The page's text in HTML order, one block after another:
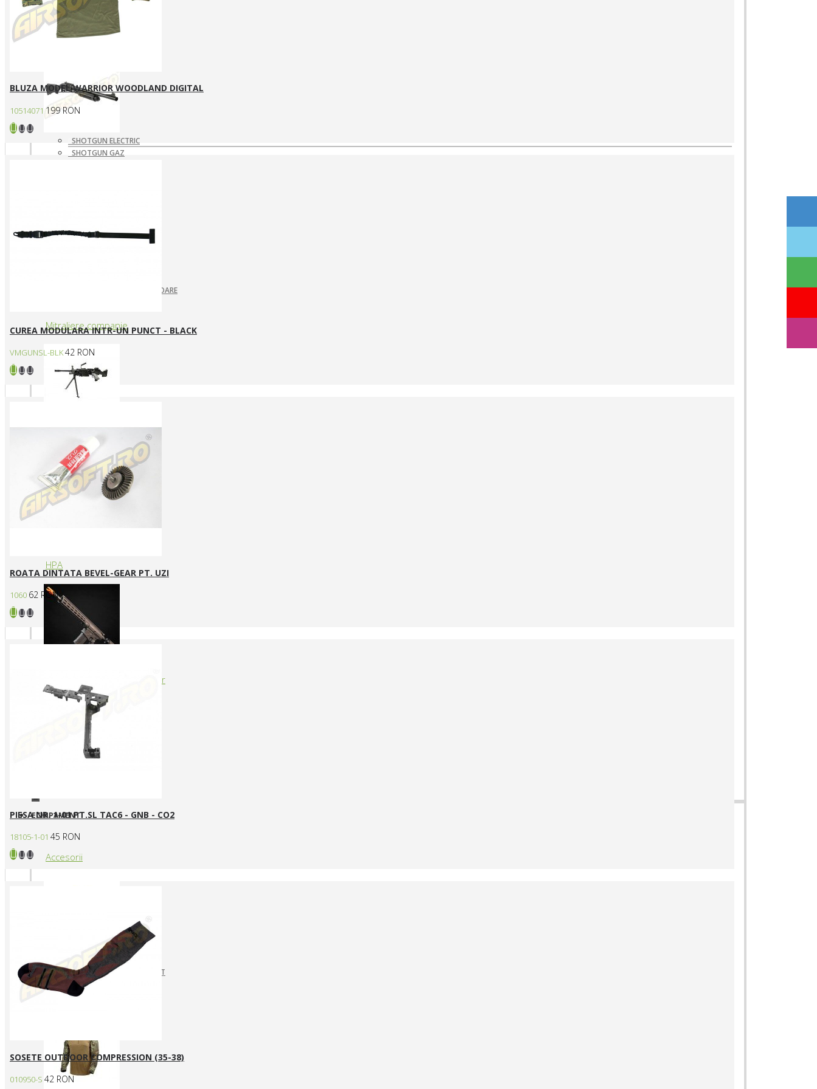
SNIPERE GAZ/CO2
SNIPERE MANUALE
Shotgun
SHOTGUN ELECTRIC
SHOTGUN GAZ
ARUNCATOARE / LANSATOARE
Mitraliere companie
MITRALIERE ELECTRICE
Arme CUSTOM
HPA
Arme cu actionare prin levier
ECHIPAMENT
Accesorii
CURELE REPLICI AIRSOFT
HUSE SI GENTI TRANSPORT
Articole vestimentare
BLUZA MODEL WARRIOR WOODLAND DIGITAL
10514071 199 RON
CUREA MODULARA INTR-UN PUNCT - BLACK
VMGUNSL-BLK42 RON
ROATA DINTATA BEVEL-GEAR PT. UZI
1060 62 RON
PIESA NR. 1-01 PT.SL TAC6 - GNB - CO2
18105-1-01 45 RON
SOSETE OUTDOOR COMPRESSION (35-38)
010950-S 42 RON